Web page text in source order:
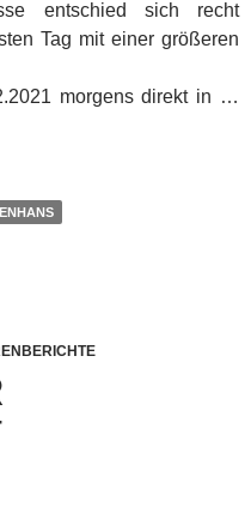
entschied sich recht
Tag mit einer größeren
morgens direkt in …